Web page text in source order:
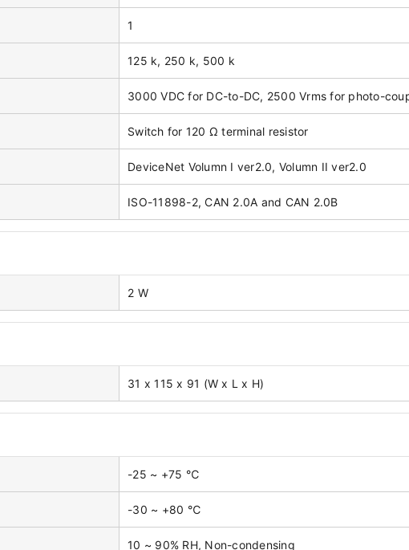
1
125 k, 250 k, 500 k
3000 VDC for DC-to-DC, 2500 Vrms for photo-
Switch for 120 Ω terminal resistor
DeviceNet Volumn I ver2.0, Volumn II ver2.0
ISO-11898-2, CAN 2.0A and CAN 2.0B
2 W
31 x 115 x 91 (W x L x H)
-25 ~ +75 ℃
-30 ~ +80 ℃
10 ~ 90% RH, Non-condensing